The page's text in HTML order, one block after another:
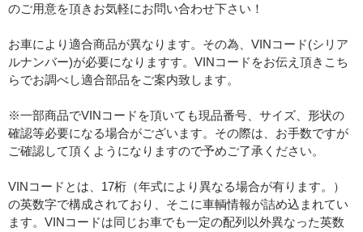
のご用意を頂きお気軽にお問い合わせ下さい！
お車により適合商品が異なります。その為、VINコード(シリア
ルナンバー)が必要になりますす。VINコードをお伝え頂きこち
らでお調べし適合部品をご案内致します。
※一部商品でVINコードを頂いても現品番号、サイズ、形状の
確認等必要になる場合がございます。その際は、お手数ですが
ご確認して頂くようになりますので予めご了承ください。
VINコードとは、17桁（年式により異なる場合が有ります。）
の英数字で構成されており、そこに車輌情報が詰め込まれてい
ます。VINコードは同じお車でも一定の配列以外異なった英数